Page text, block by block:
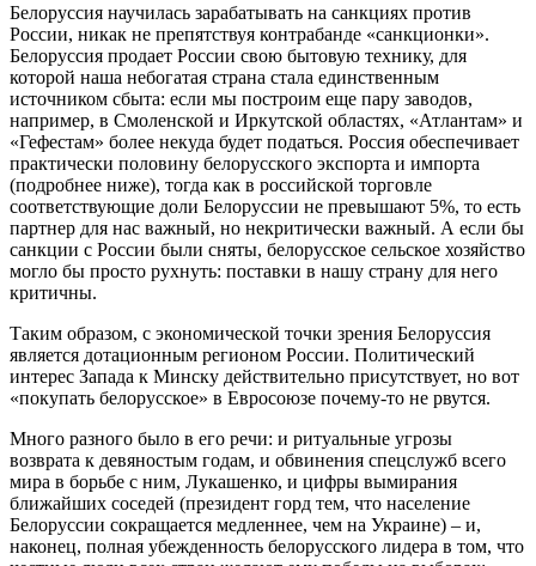
Белоруссия научилась зарабатывать на санкциях против
России, никак не препятствуя контрабанде «санкционки».
Белоруссия продает России свою бытовую технику, для
которой наша небогатая страна стала единственным
источником сбыта: если мы построим еще пару заводов,
например, в Смоленской и Иркутской областях, «Атлантам» и
«Гефестам» более некуда будет податься. Россия обеспечивает
практически половину белорусского экспорта и импорта
(подробнее ниже), тогда как в российской торговле
соответствующие доли Белоруссии не превышают 5%, то есть
партнер для нас важный, но некритически важный. А если бы
санкции с России были сняты, белорусское сельское хозяйство
могло бы просто рухнуть: поставки в нашу страну для него
критичны.
Таким образом, с экономической точки зрения Белоруссия
является дотационным регионом России. Политический
интерес Запада к Минску действительно присутствует, но вот
«покупать белорусское» в Евросоюзе почему-то не рвутся.
Много разного было в его речи: и ритуальные угрозы
возврата к девяностым годам, и обвинения спецслужб всего
мира в борьбе с ним, Лукашенко, и цифры вымирания
ближайших соседей (президент горд тем, что население
Белоруссии сокращается медленнее, чем на Украине) – и,
наконец, полная убежденность белорусского лидера в том, что